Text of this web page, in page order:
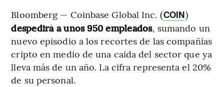
Bloomberg — Coinbase Global Inc. (COIN)
despedirá a unos 950 empleados, sumando un
nuevo episodio a los recortes de las compañías
cripto en medio de una caída del sector que ya
lleva más de un año. La cifra representa el 20%
de su personal.